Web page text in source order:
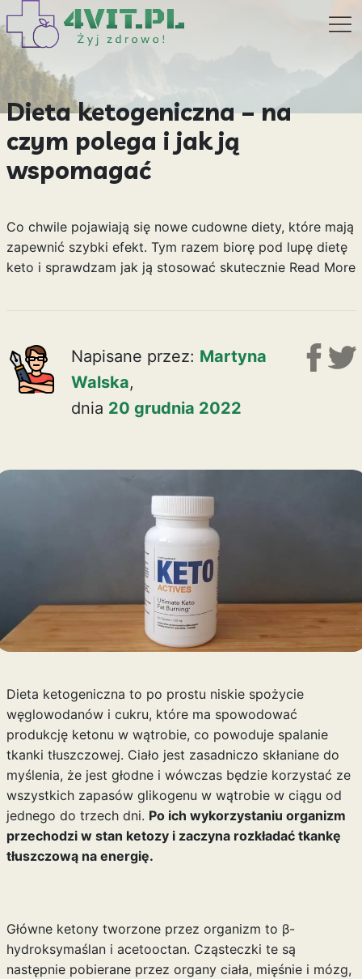
Dieta ketogeniczna – na
czym polega i jak ją
wspomagać
Co chwile pojawiają się nowe cudowne diety, które mają
zapewnić szybki efekt. Tym razem biorę pod lupę dietę
keto i sprawdzam jak ją stosować skutecznie Read More
Napisane przez: Martyna
Walska,
dnia 20 grudnia 2022
Dieta ketogeniczna to po prostu niskie spożycie
węglowodanów i cukru, które ma spowodować
produkcję ketonu w wątrobie, co powoduje spalanie
tkanki tłuszczowej. Ciało jest zasadniczo skłaniane do
myślenia, że jest głodne i wówczas będzie korzystać ze
wszystkich zapasów glikogenu w wątrobie w ciągu od
jednego do trzech dni. Po ich wykorzystaniu organizm
przechodzi w stan ketozy i zaczyna rozkładać tkankę
tłuszczową na energię.
Główne ketony tworzone przez organizm to β-
hydroksymaślan i acetooctan. Cząsteczki te są
następnie pobierane przez organy ciała, mięśnie i mózg,